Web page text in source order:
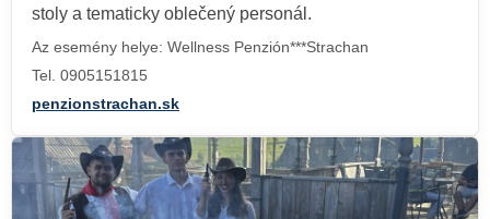
stoly a tematicky oblečený personál.
Az esemény helye: Wellness Penzión***Strachan
Tel. 0905151815
penzionstrachan.sk